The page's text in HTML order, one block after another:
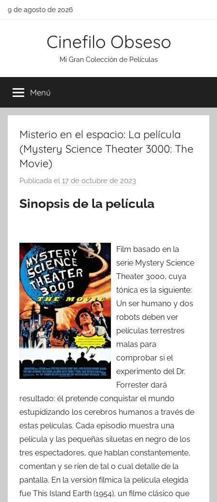
Saltar
9 de agosto de 2026
Cinefilo Obseso
Mi Gran Colección de Películas
Menú
Misterio en el espacio: La película
(Mystery Science Theater 3000: The
Movie)
Publicada el 17 de octubre de 2023
r
Sinopsis de la película
Film basado en la
serie Mystery Science
Theater 3000, cuya
tónica es la siguiente:
Un ser humano y dos
robots deben ver
películas terrestres
malas para
comprobar si el
experimento del Dr.
Forrester dará
resultado: él pretende conquistar el mundo
estupidizando los cerebros humanos a través de
estas películas. Cada episodio muestra una
película y las pequeñas siluetas en negro de los
tres espectadores, que hablan constantemente,
comentan y se ríen de tal o cual detalle de la
pantalla. En la versión fílmica la película elegida
fue This Island Earth (1954), un filme clásico que